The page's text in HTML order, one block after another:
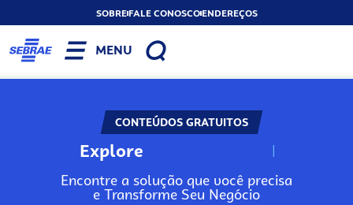
SOBREFALE CONOSCOENDEREÇOS
MENU
CONTEÚDOS GRATUITOS
Explore N
Encontre a solução que você precisa
e Transforme Seu Negócio